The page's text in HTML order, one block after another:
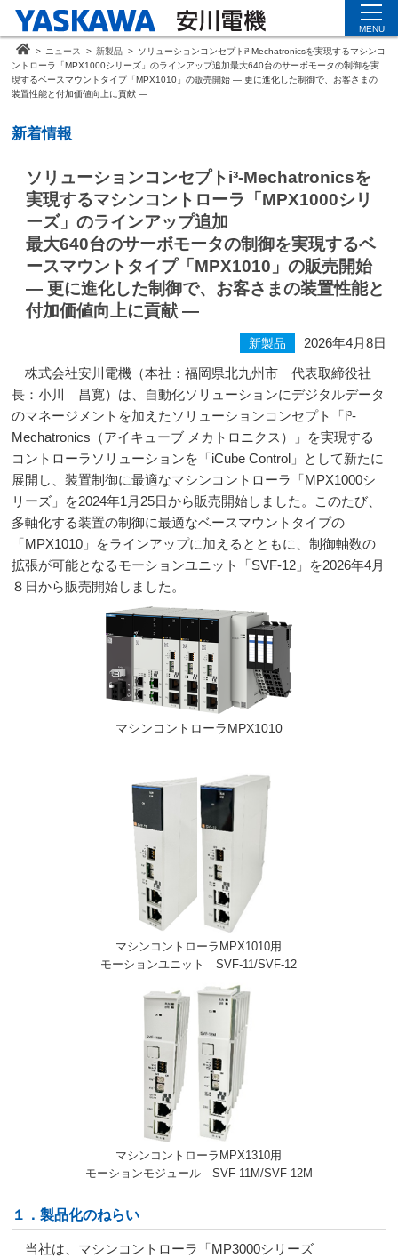
MENU
> ニュース > 新製品 > ソリューションコンセプトi³-Mechatronicsを実現するマシンコ
ントローラ「MPX1000シリーズ」のラインアップ追加最大640台のサーボモータの制御を実
現するベースマウントタイプ「MPX1010」の販売開始 ― 更に進化した制御で、お客さまの
装置性能と付加価値向上に貢献 ―
新着情報
ソリューションコンセプトi³-Mechatronicsを
実現するマシンコントローラ「MPX1000シリ
ーズ」のラインアップ追加
最大640台のサーボモータの制御を実現するベ
ースマウントタイプ「MPX1010」の販売開始
― 更に進化した制御で、お客さまの装置性能と
付加価値向上に貢献 ―
新製品
2026年4月8日
株式会社安川電機（本社：福岡県北九州市 代表取締役社
長：小川 昌寛）は、自動化ソリューションにデジタルデータ
のマネージメントを加えたソリューションコンセプト「i³-
Mechatronics （アイキューブ メカトロニクス）」を実現する
コントローラソリューションを「iCube Control 」として新たに
展開し、装置制御に最適なマシンコントローラ「MPX1000シ
リーズ」を2024年1 月 25日から販売開始しました。このたび、
多軸化する装置の制御に最適なベースマウントタイプの
「MPX1010 」をラインアップに加えるとともに、制御軸数の
拡張が可能となるモーションユニット「SVF-12 」を2026年4月
８日から販売開始しました。
マシンコントローラMPX1010
マシンコントローラMPX1010用
モーションユニット SVF-11/SVF-12
マシンコントローラMPX1310用
モーションモジュール SVF-11M/SVF-12M
１．製品化のねらい
当社は、マシンコントローラ「MP3000シリーズ